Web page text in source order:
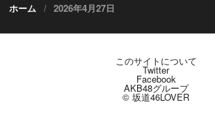
ホーム 2026年4月27日
このサイトについて
Twitter
Facebook
AKB48グループ
© 坂道46LOVER